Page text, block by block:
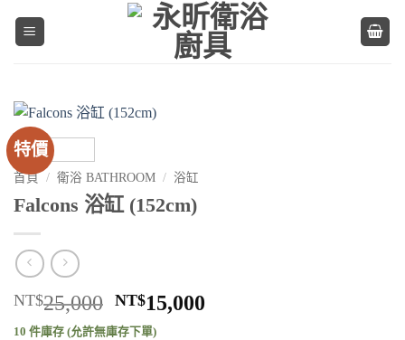
特價
首頁 / 衛浴 BATHROOM / 浴缸
Falcons 浴缸 (152cm)
NT$25,000 原
始
NT$15,000
10 件庫存 (允許無庫存下單)